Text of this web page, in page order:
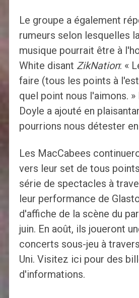
Le groupe a également
rumeurs selon lesquelles
musique pourrait être à
White disant ZikNation: «
faire (tous les points à
quel point nous l'aimons. »
Doyle a ajouté en
pourrions nous détester
Les MacCabees
vers leur set de tous
série de spectacles à
leur performance de
d'affiche de la scène du
juin. En août, ils joueront
concerts sous-jeu à
Uni. Visitez ici pour des
d'informations.